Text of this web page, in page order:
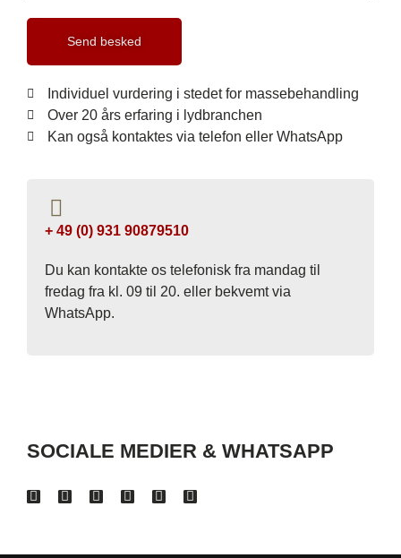
Send besked
Individuel vurdering i stedet for massebehandling
Over 20 års erfaring i lydbranchen
Kan også kontaktes via telefon eller WhatsApp
+ 49 (0) 931 90879510
Du kan kontakte os telefonisk fra mandag til
fredag ​​fra kl. 09 til 20. eller bekvemt via
WhatsApp.
SOCIALE MEDIER & WHATSAPP